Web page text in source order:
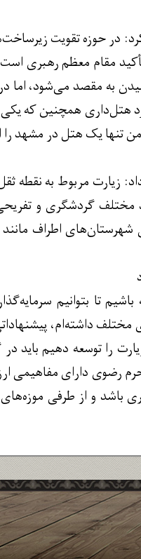
در حوزه تقویت
مقام معظم رهبری
به مقصد می‌شود، اما
هتل‌داری همچنین که
یک هتل در مشهد را
زیارت مربوط به نقطه
مختلف گردشگری و
شهرستان‌های اطراف
تا بتوانیم
داشته‌ام،
را توسعه دهیم باید
دارای مفاهیمی
و از طرفی